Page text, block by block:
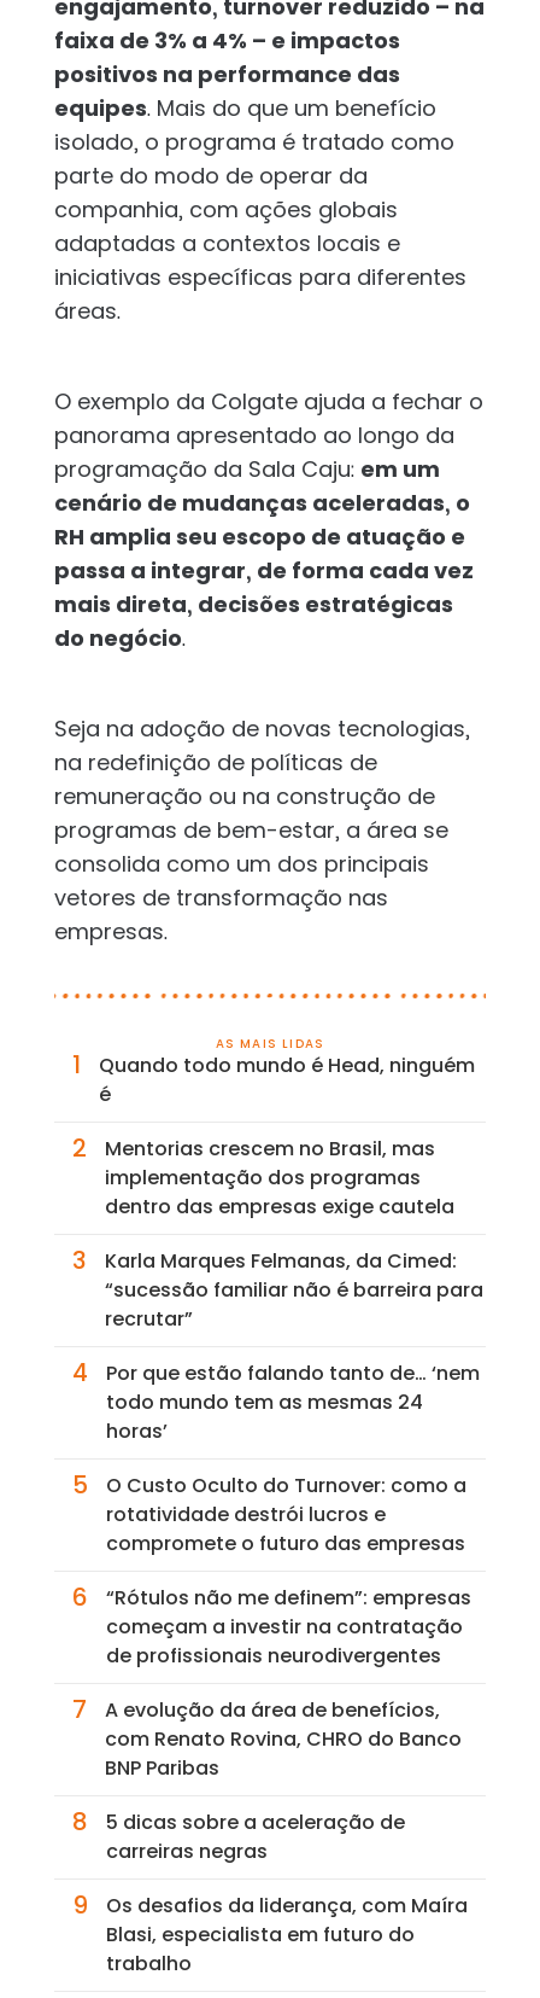
engajamento, turnover reduzido – na
faixa de 3% a 4% – e impactos
positivos na performance das
equipes. Mais do que um benefício
isolado, o programa é tratado como
parte do modo de operar da
companhia, com ações globais
adaptadas a contextos locais e
iniciativas específicas para diferentes
áreas.
O exemplo da Colgate ajuda a fechar o
panorama apresentado ao longo da
programação da Sala Caju: em um
cenário de mudanças aceleradas, o
RH amplia seu escopo de atuação e
passa a integrar, de forma cada vez
mais direta, decisões estratégicas
do negócio.
Seja na adoção de novas tecnologias,
na redefinição de políticas de
remuneração ou na construção de
programas de bem-estar, a área se
consolida como um dos principais
vetores de transformação nas
empresas.
AS MAIS LIDAS
1
Quando todo mundo é Head, ninguém
é
2
Mentorias crescem no Brasil, mas
implementação dos programas
dentro das empresas exige cautela
3
Karla Marques Felmanas, da Cimed:
“sucessão familiar não é barreira para
recrutar”
4
Por que estão falando tanto de… ‘nem
todo mundo tem as mesmas 24
horas’
5
O Custo Oculto do Turnover: como a
rotatividade destrói lucros e
compromete o futuro das empresas
6
“Rótulos não me definem”: empresas
começam a investir na contratação
de profissionais neurodivergentes
7
A evolução da área de benefícios,
com Renato Rovina, CHRO do Banco
BNP Paribas
8
5 dicas sobre a aceleração de
carreiras negras
9
Os desafios da liderança, com Maíra
Blasi, especialista em futuro do
trabalho